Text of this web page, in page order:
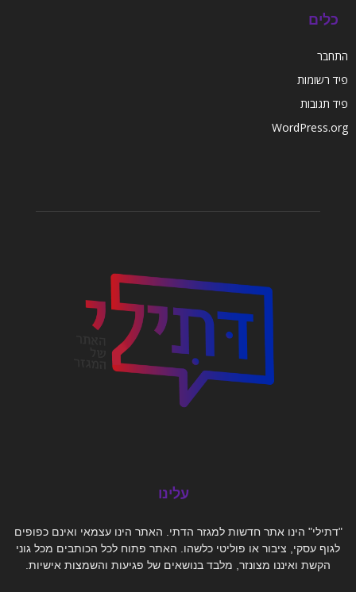
כלים
התחבר
פיד רשומות
פיד תגובות
WordPress.org
עלינו
"דתילי" הינו אתר חדשות למגזר הדתי. האתר הינו עצמאי ואינם כפופים
לגוף עסקי, ציבור או פוליטי כלשהו. האתר פתוח לכל הכותבים מכל גוני
הקשת ואיננו מצונזר, מלבד בנושאים של פגיעות והשמצות אישיות.